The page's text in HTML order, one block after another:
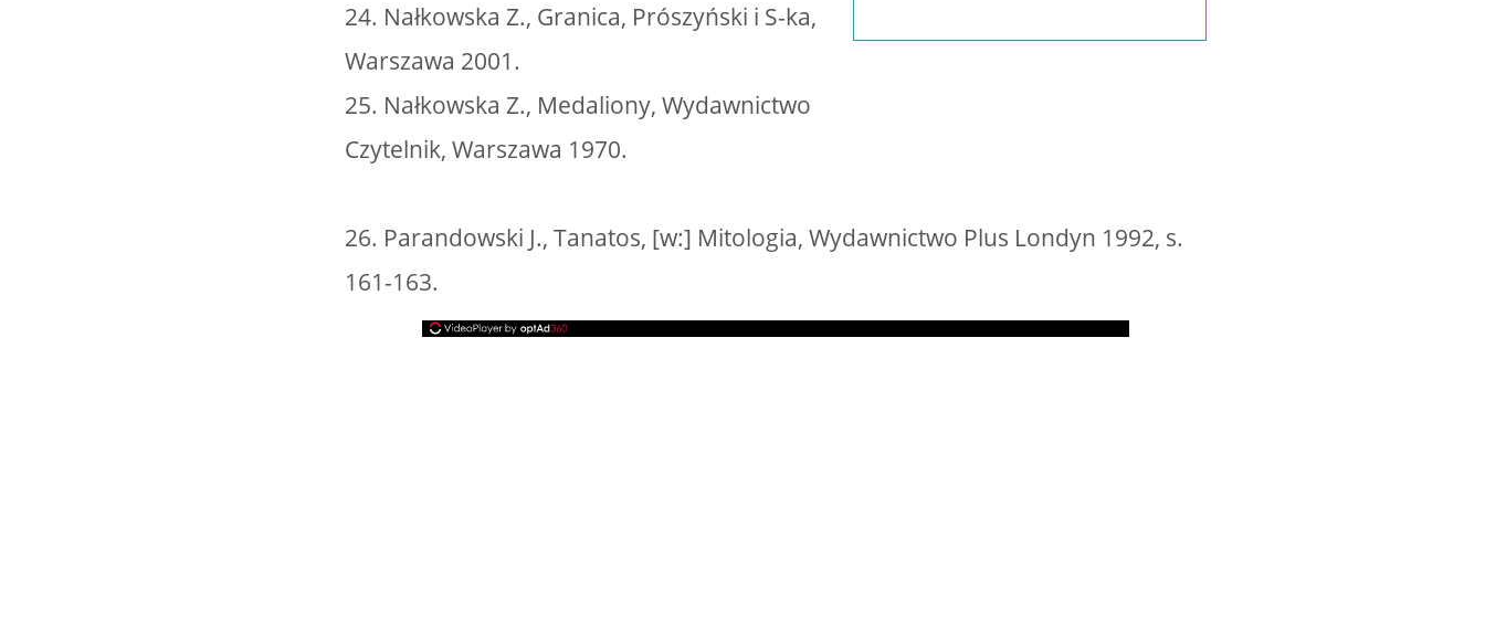
24. Nałkowska Z., Granica, Prószyński i S-ka,
Warszawa 2001.
25. Nałkowska Z., Medaliony, Wydawnictwo
Czytelnik, Warszawa 1970.
26. Parandowski J., Tanatos, [w:] Mitologia, Wydawnictwo Plus Londyn 1992, s.
161-163.